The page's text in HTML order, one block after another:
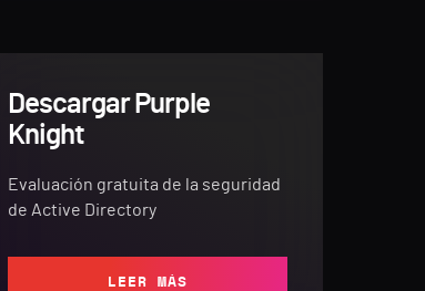
Descargar Purple
Knight
Evaluación gratuita de la seguridad
de Active Directory
LEER MÁS